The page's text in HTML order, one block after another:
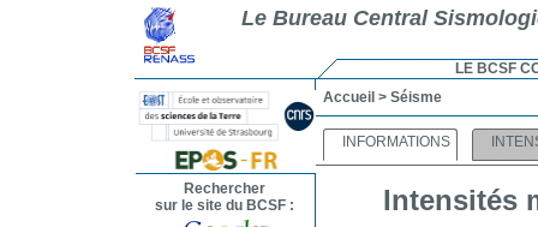
Accueil > Séisme
INFORMATIONS
Intensités
LE BCSF
Le Bureau Central
Rechercher
sur le site du BCSF :